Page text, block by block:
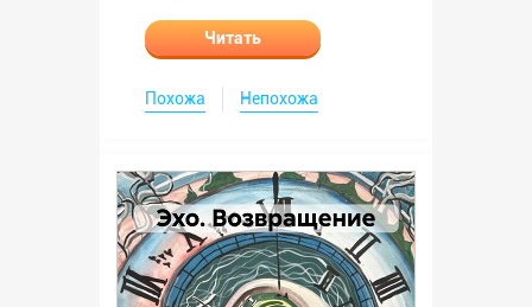
Читать
Похожа Непохожа